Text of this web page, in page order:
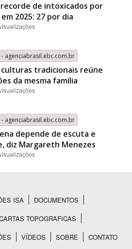
de intoxicados por
2025: 27 por dia
- agenciabrasil.ebc.com.br
tradicionais reúne
da mesma família
- agenciabrasil.ebc.com.br
depende de escuta e
diz Margareth Menezes
ISA
DOCUMENTOS
TOPOGRAFICAS
VÍDEOS SOBRE CONTATO